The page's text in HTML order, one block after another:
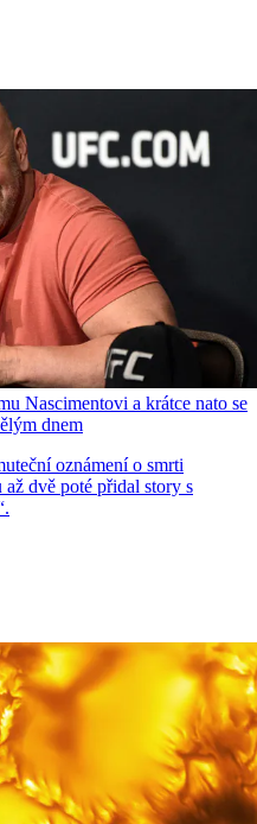
Nascimentovi a krátce nato se
dnem
oznámení o smrti
dvě poté přidal story s